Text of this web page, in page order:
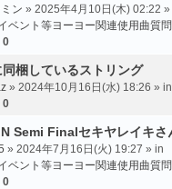
ン » 2025年4月10日(木) 02:22 »
ベント等ヨーヨー関連使用曲質問
0
同梱しているストリング
» 2024年10月16日(水) 18:26 » in
0
Semi Finalセキヤレイキさ
» 2024年7月16日(火) 19:27 » in
ベント等ヨーヨー関連使用曲質問
0